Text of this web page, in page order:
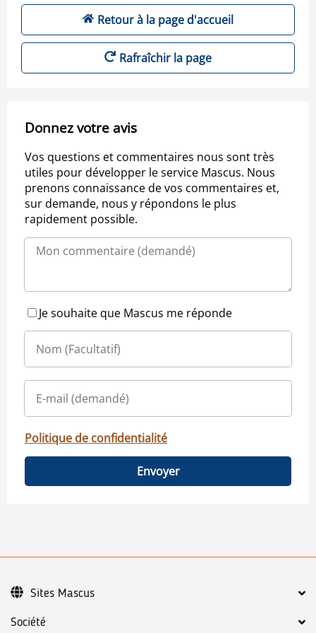
Retour à la page d'accueil
Rafraîchir la page
Donnez votre avis
Vos questions et commentaires nous sont très
utiles pour développer le service Mascus. Nous
prenons connaissance de vos commentaires et,
sur demande, nous y répondons le plus
rapidement possible.
Je souhaite que Mascus me réponde
Politique de confidentialité
Envoyer
Société
Sites Mascus